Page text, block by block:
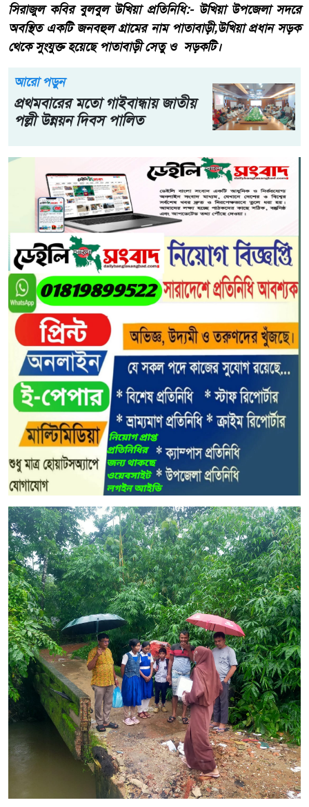
সিরাজুল কবির বুলবুল উখিয়া প্রতিনিধি:- উখিয়া উপজেলা সদরে
অবস্থিত একটি জনবহুল গ্রামের নাম পাতাবাড়ী,উখিয়া প্রধান সড়ক
থেকে সুংযুক্ত হয়েছে পাতাবাড়ী সেতু ও সড়কটি।
আরো পড়ুন
প্রথমবারের মতো গাইবান্ধায় জাতীয়
পল্লী উন্নয়ন দিবস পালিত